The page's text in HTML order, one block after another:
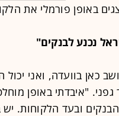
באופן פורמלי את
נכנע לבנקים"
כאן בוועדה, ואני
"איבדתי באופן
הבנקים ובעד הלקוחות.